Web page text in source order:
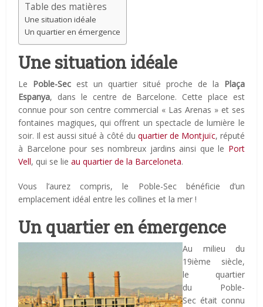
Table des matières
Une situation idéale
Un quartier en émergence
Une situation idéale
Le Poble-Sec est un quartier situé proche de la Plaça
Espanya, dans le centre de Barcelone. Cette place est
connue pour son centre commercial « Las Arenas » et ses
fontaines magiques, qui offrent un spectacle de lumière le
soir. Il est aussi situé à côté du quartier de Montjuïc, réputé
à Barcelone pour ses nombreux jardins ainsi que le Port
Vell, qui se lieau quartier de la Barceloneta.
Vous l’aurez compris, le Poble-Sec bénéficie d’un
emplacement idéal entre les collines et la mer !
Un quartier en émergence
Au milieu du
19ième siècle,
le quartier
du Poble-
Sec était connu